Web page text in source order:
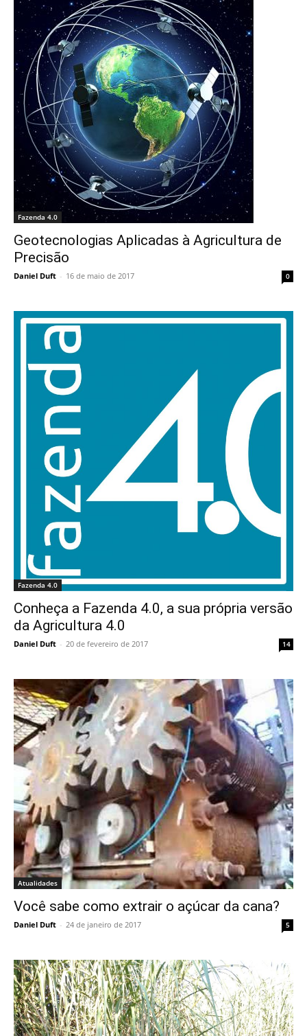
Fazenda 4.0
Geotecnologias Aplicadas à Agricultura de
Precisão
Daniel Duft - 16 de maio de 2017 0
Fazenda 4.0
Conheça a Fazenda 4.0, a sua própria versão
da Agricultura 4.0
Daniel Duft - 20 de fevereiro de 2017 14
Atualidades
Você sabe como extrair o açúcar da cana?
Daniel Duft - 24 de janeiro de 2017 5